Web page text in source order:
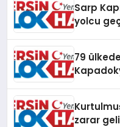
Sarp
yolcu
79
zarar